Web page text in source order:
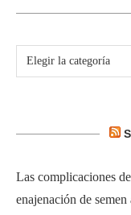
Las complicaciones
enajenación de